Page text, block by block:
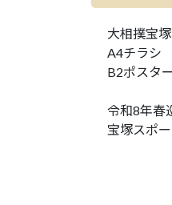
大相撲宝
A4チラシ
B2ポスター
令和8年春
宝塚スポ